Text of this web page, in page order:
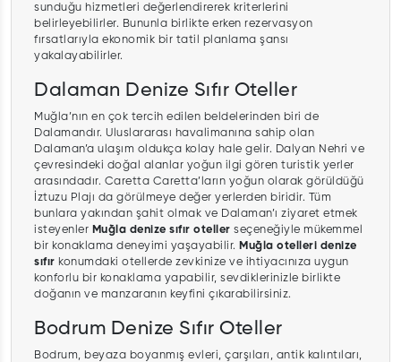
sunduğu hizmetleri değerlendirerek kriterlerini
belirleyebilirler. Bununla birlikte erken rezervasyon
fırsatlarıyla ekonomik bir tatil planlama şansı
yakalayabilirler.
Dalaman Denize Sıfır Oteller
Muğla’nın en çok tercih edilen beldelerinden biri de
Dalamandır. Uluslararası havalimanına sahip olan
Dalaman’a ulaşım oldukça kolay hale gelir. Dalyan Nehri ve
çevresindeki doğal alanlar yoğun ilgi gören turistik yerler
arasındadır. Caretta Caretta’ların yoğun olarak görüldüğü
İztuzu Plajı da görülmeye değer yerlerden biridir. Tüm
bunlara yakından şahit olmak ve Dalaman’ı ziyaret etmek
isteyenler Muğla denize sıfır oteller seçeneğiyle mükemmel
bir konaklama deneyimi yaşayabilir. Muğla otelleri denize
sıfır konumdaki otellerde zevkinize ve ihtiyacınıza uygun
konforlu bir konaklama yapabilir, sevdiklerinizle birlikte
doğanın ve manzaranın keyfini çıkarabilirsiniz.
Bodrum Denize Sıfır Oteller
Bodrum, beyaza boyanmış evleri, çarşıları, antik kalıntıları,